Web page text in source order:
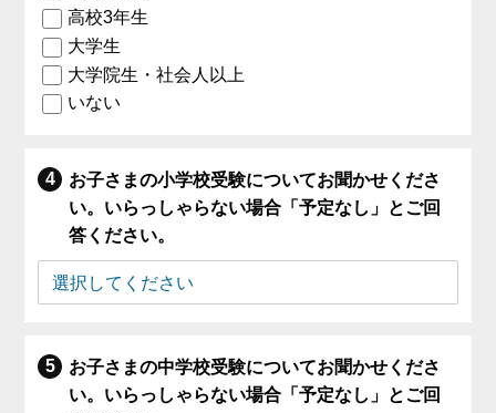
高校3年生
大学生
大学院生・社会人以上
いない
お子さまの小学校受験についてお聞かせくださ
い。いらっしゃらない場合「予定なし」とご回
答ください。
お子さまの中学校受験についてお聞かせくださ
い。いらっしゃらない場合「予定なし」とご回